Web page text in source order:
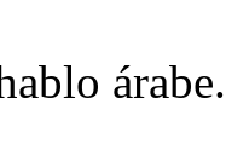
árabe.